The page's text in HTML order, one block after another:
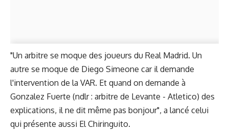
"Un arbitre se moque des joueurs du Real Madrid. Un
autre se moque de Diego Simeone car il demande
l'intervention de la VAR. Et quand on demande à
Gonzalez Fuerte (ndlr : arbitre de Levante - Atletico) des
explications, il ne dit même pas bonjour", a lancé celui
qui présente aussi El Chiringuito.